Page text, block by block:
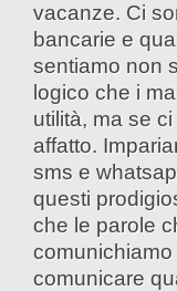
vacanze. Ci
bancarie e
sentiamo non
logico che i
utilità, ma se
affatto.
sms e
questi
che le parole
comunicare